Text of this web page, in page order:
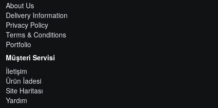
About Us
Delivery Information
Privacy Policy
Terms & Conditions
Portfolio
Müşteri Servisi
İletişim
Ürün İadesi
Site Haritası
Yardım